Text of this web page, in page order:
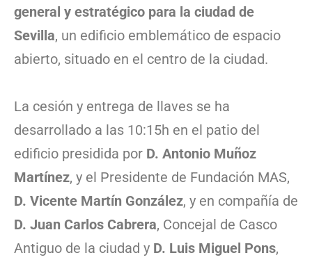
general y estratégico para la ciudad de
Sevilla, un edificio emblemático de espacio
abierto, situado en el centro de la ciudad.
La cesión y entrega de llaves se ha
desarrollado a las 10:15h en el patio del
edificio presidida por D. Antonio Muñoz
Martínez, y el Presidente de Fundación MAS,
D. Vicente Martín González, y en compañía de
D. Juan Carlos Cabrera, Concejal de Casco
Antiguo de la ciudad y D. Luis Miguel Pons,